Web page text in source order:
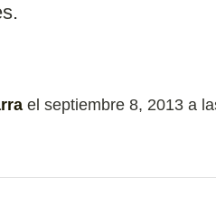
el septiembre 8, 2013 a